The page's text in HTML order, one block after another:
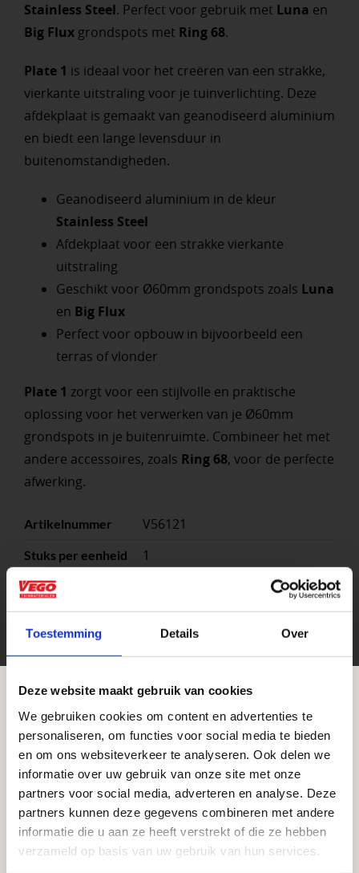
Toestemming Details Over
Deze website maakt gebruik van cookies
We gebruiken cookies om content en advertenties te
personaliseren, om functies voor social media te bieden
en om ons websiteverkeer te analyseren. Ook delen we
informatie over uw gebruik van onze site met onze
partners voor social media, adverteren en analyse. Deze
partners kunnen deze gegevens combineren met andere
informatie die u aan ze heeft verstrekt of die ze hebben
verzameld op basis van uw gebruik van hun services.
Stainless Steel. Perfect voor gebruik met Luna en
Big Fluxgrondspots met Ring 68.
Plate 1 is ideaal voor het creëren van een strakke,
vierkante uitstraling voor je tuinverlichting. Deze
afdekplaat is gemaakt van geanodiseerd aluminium
en biedt een lange levensduur in
buitenomstandigheden.
Geanodiseerd aluminium in de kleur
Stainless Steel
Afdekplaat voor een strakke vierkante
uitstraling
Geschikt voor Ø60mm grondspots zoals Luna
en Big Flux
Perfect voor opbouw in bijvoorbeeld een
terras of vlonder
Plate 1 zorgt voor een stijlvolle en praktische
oplossing voor het verwerken van je Ø60mm
grondspots in je buitenruimte. Combineer het met
andere accessoires, zoals Ring 68, voor de perfecte
afwerking.
Artikelnummer V56121
Stuks per eenheid 1
Kleuren
stuk
Zakelijke klant worden
Vego Tuinmaterialen is de meest geschikte partner
Aangepaste openingstijden tijdens de
vakantieperiode
Waardenburg en Vego Dordrecht hanteren tijdens
de vakantieperiode aangepaste openingstijden op
zaterdag. Bekijk de vestigingspagina voor de
actuele openingstijden.